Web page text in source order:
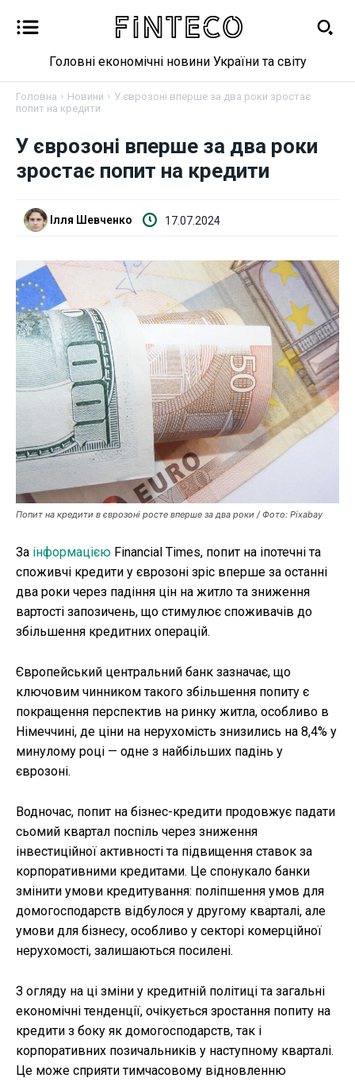
Новини
Валютний ринок
Криптовалюта
Робота і освіта
Публікації
ФОП
Курс валют
Головні економічні новини України та світу
Головна Новини
У єврозоні вперше за два роки зростає
попит на кредити
У єврозоні вперше за два роки
зростає попит на кредити
Ілля Шевченко 17.07.2024
Попит на кредити в єврозоні росте вперше за два роки / Фото: Pixabay
За інформацією Financial Times, попит на іпотечні та
споживчі кредити у єврозоні зріс вперше за останні
два роки через падіння цін на житло та зниження
вартості запозичень, що стимулює споживачів до
збільшення кредитних операцій.
Європейський центральний банк зазначає, що
ключовим чинником такого збільшення попиту є
покращення перспектив на ринку житла, особливо в
Німеччині, де ціни на нерухомість знизились на 8,4% у
минулому році — одне з найбільших падінь у
єврозоні.
Водночас, попит на бізнес-кредити продовжує падати
сьомий квартал поспіль через зниження
інвестиційної активності та підвищення ставок за
корпоративними кредитами. Це спонукало банки
змінити умови кредитування: поліпшення умов для
домогосподарств відбулося у другому кварталі, але
умови для бізнесу, особливо у секторі комерційної
нерухомості, залишаються посилені.
З огляду на ці зміни у кредитній політиці та загальні
економічні тенденції, очікується зростання попиту на
кредити з боку як домогосподарств, так і
корпоративних позичальників у наступному кварталі.
Це може сприяти тимчасовому відновленню